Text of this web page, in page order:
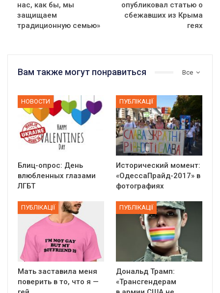
нас, как бы, мы
защищаем
традиционную семью»
опубликовал статью о
сбежавших из Крыма
геях
Все
Вам также могут понравиться
НОВОСТИ
Блиц-опрос: День
влюбленных глазами
ЛГБТ
ПУБЛІКАЦІЇ
Исторический момент:
«ОдессаПрайд-2017» в
фотографиях
ПУБЛІКАЦІЇ
Мать заставила меня
поверить в то, что я —
ПУБЛІКАЦІЇ
Дональд Трамп:
«Трансгендерам